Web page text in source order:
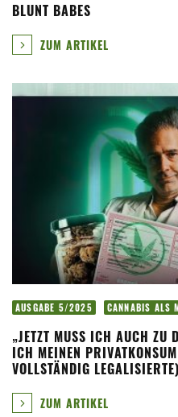
BLUNT BABES
ZUM ARTIKEL
AUSGABE 5/2025 CANNABIS ALS
„JETZT MUSS ICH AUCH ZU
ICH MEINEN PRIVATKONSUM
OLLSTÄNDIG LEGALISIERTE)
ZUM ARTIKEL